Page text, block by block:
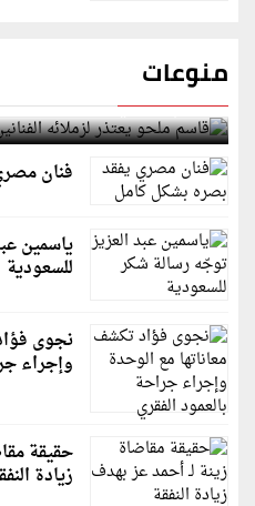
منوعات
قاسم ملحو يعتذر لزملائه
فنان
ياسمين
للسعودية
نجوى
وإجراء
حقيقة
زيادة